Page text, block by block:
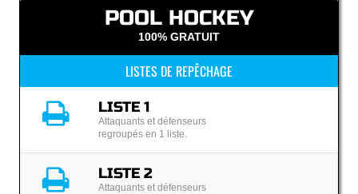
POOL HOCKEY
100% GRATUIT
LISTES DE REPÊCHAGE
LISTE 1
Attaquants et défenseurs
regroupés en 1 liste.
LISTE 2
Attaquants et défenseurs